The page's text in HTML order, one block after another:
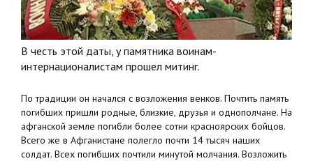
В честь этой даты, у памятника воинам-
интернационалистам прошел митинг.
По традиции он начался с возложения венков. Почтить память
погибших пришли родные, близкие, друзья и однополчане. На
афганской земле погибли более сотни красноярских бойцов.
Всего же в Афганистане полегло почти 14 тысяч наших
солдат. Всех погибших почтили минутой молчания. Возложить